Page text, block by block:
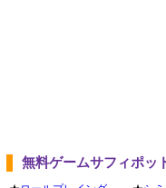
無料ゲームサフィポッ